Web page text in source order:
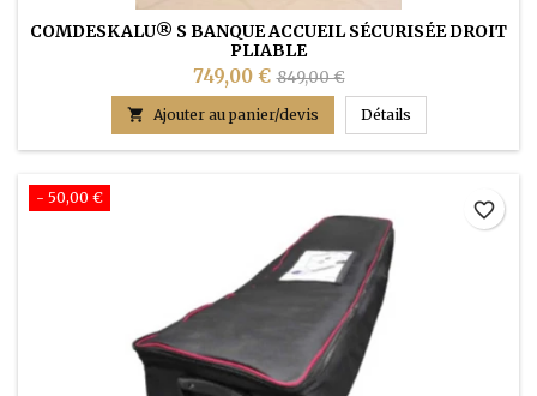
COMDESKALU® S BANQUE ACCUEIL SÉCURISÉE DROIT
PLIABLE
749,00 € 849,00 €
 Ajouter au panier/devis DétailsCOMDESKALU®
- 50,00 €
favorite_border